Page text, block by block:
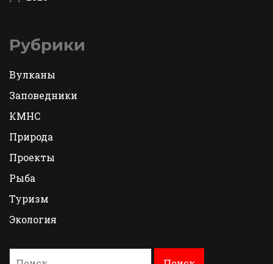
Рубрики
Вулканы
Заповедники
КМНС
Природа
Проекты
Рыба
Туризм
Экология